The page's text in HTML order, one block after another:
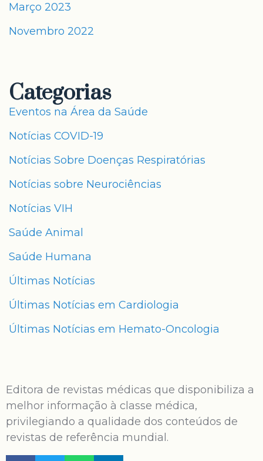
Março 2023
Novembro 2022
Categorias
Eventos na Área da Saúde
Notícias COVID-19
Notícias Sobre Doenças Respiratórias
Notícias sobre Neurociências
Notícias VIH
Saúde Animal
Saúde Humana
Últimas Notícias
Últimas Notícias em Cardiologia
Últimas Notícias em Hemato-Oncologia
Editora de revistas médicas que disponibiliza a
melhor informação à classe médica,
privilegiando a qualidade dos conteúdos de
revistas de referência mundial.